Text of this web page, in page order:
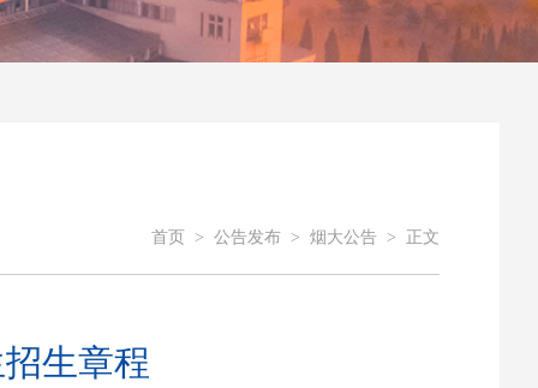
首页 > 公告发布 > 烟大公告 > 正文
生章程